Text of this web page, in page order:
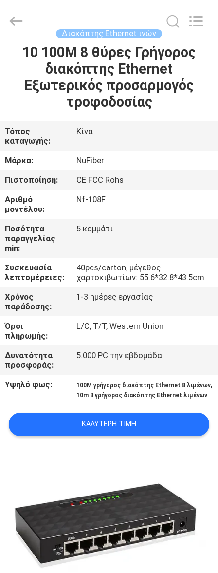
ΣΠΊΤΙ
ΠΡΟΪΌΝΤΑ
ΕΜΕΊΣ
ΓΎΡΟΣ
ΕΡΓΟΣΤΑΣΊΩΝ
ΠΟΙΟΤΙΚΌΣ
ΈΛΕΓΧΟΣ
ΕΛΆΤΕ
ΣΕ
ΕΠΑΦΉ
ΜΕ
ΕΙΔΉΣΕΙΣ
ΖΗΤΉΣΤΕ
ΑΠΌΣΠΑΣΜΑ
ΑΠΟΡΡΉΤΟΥ
Rights
Διακόπτης Ethernet ινών
10 100M 8 θύρες Γρήγορος
διακόπτης Ethernet
Εξωτερικός προσαρμογός
τροφοδοσίας
Τόπος
καταγωγής:
Κίνα
Μάρκα:
NuFiber
Πιστοποίηση:
CE FCC Rohs
Αριθμό
μοντέλου:
Nf-108F
Ποσότητα
παραγγελίας
min:
5 κομμάτι
Συσκευασία
λεπτομέρειες:
40pcs/carton, μέγεθος
χαρτοκιβωτίων: 55.6*32.8*43.5cm
Χρόνος
παράδοσης:
1-3 ημέρες εργασίας
Όροι
πληρωμής:
L/C, T/T, Western Union
Δυνατότητα
προσφοράς:
5.000 PC την εβδομάδα
Υψηλό φως: 100M γρήγορος διακόπτης Ethernet 8 λιμένων,
10m 8 γρήγορος διακόπτης Ethernet λιμένων
ΚΑΛΎΤΕΡΗ ΤΙΜΉ